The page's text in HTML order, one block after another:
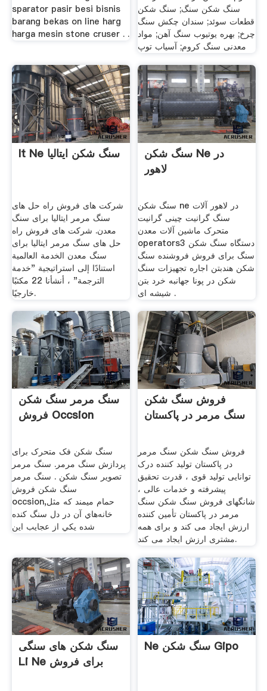
sparator pasir besi bisnis
barang bekas on line harg
harga mesin stone cruser . .
سنگ شکن سنگ; سنگ شکن
قطعات سوئد; سندان چکش سنگ
چرخ; بهره یوتیوب سنگ آهن; مواد
معدنی سنگ کروم; آسیاب توپ
It Ne سنگ شکن ایتالیا
شرکت های فروش راه حل های
سنگ مرمر ایتالیا برای سنگ
معدن. شرکت های فروش راه
حل های سنگ مرمر ایتالیا برای
سنگ معدن الخدمة العالمية
استنادًا إلى استراتيجية "خدمة
الترجمة" ، أنشأنا 22 مكتبًا
خارجيًا.
سنگ شکن Ne در
لاهور
سنگ شکن ne در لاهور آلات
سنگ گرانیت چینی گرانیت
متحرک ماشین آلات معدن
operators3 دستگاه سنگ شکن
سنگ برای فروش فروشنده سنگ
شکن هندبتن اجاره تجهیزات سنگ
شکن در پونا جهانبه خرد بتن
شیشه ای .
سنگ مرمر سنگ شکن
فروش Occsion
سنگ شکن فک متحرک برای
پردازش سنگ مرمر. سنگ مرمر
تصویر سنگ شکن . سنگ مرمر
سنگ شکن فروش
occsion,حمام ميمند كه مثل
خانه‌هاي آن در دل سنگ كنده
شده يكي از عجايب اين
فروش سنگ شکن
سنگ مرمر در پاکستان
فروش سنگ شکن سنگ مرمر
در پاکستان تولید کننده درک
توانایی تولید قوی ، قدرت تحقیق
پیشرفته و خدمات عالی ،
شانگهای فروش سنگ شکن سنگ
مرمر در پاکستان تأمین کننده
ارزش ایجاد می کند و برای همه
مشتری ارزش ایجاد می کند.
سنگ شکن های سنگی
Li Ne برای فروش
Ne سنگ شکن Gipo